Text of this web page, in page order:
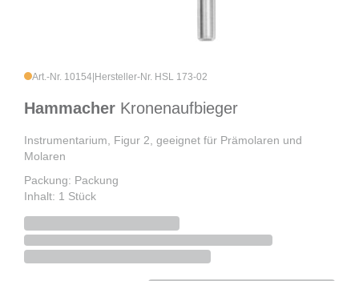
Art.-Nr. 10154 Hersteller-Nr. HSL 173-02
Hammacher Kronenaufbieger
Instrumentarium, Figur 2, geeignet für Prämolaren und
Molaren
Packung: Packung
Inhalt: 1 Stück